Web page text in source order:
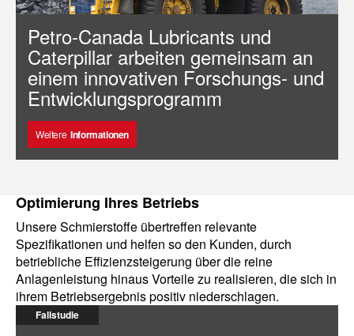
Petro-Canada Lubricants und
Caterpillar arbeiten gemeinsam an
einem innovativen Forschungs- und
Entwicklungsprogramm
Weitere Informationen
Optimierung Ihres Betriebs
Unsere Schmierstoffe übertreffen relevante
Spezifikationen und helfen so den Kunden, durch
betriebliche Effizienzsteigerung über die reine
Anlagenleistung hinaus Vorteile zu realisieren, die sich in
ihrem Betriebsergebnis positiv niederschlagen.
Fallstudie